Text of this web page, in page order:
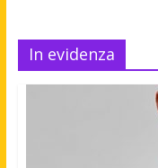
In evidenza